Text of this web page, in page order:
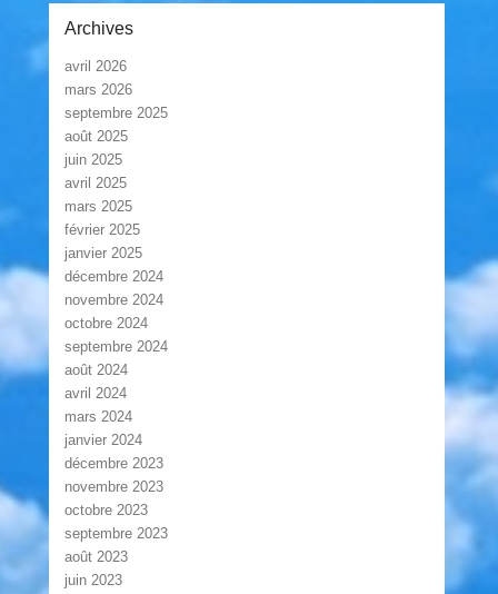
Archives
avril 2026
mars 2026
septembre 2025
août 2025
juin 2025
avril 2025
mars 2025
février 2025
janvier 2025
décembre 2024
novembre 2024
octobre 2024
septembre 2024
août 2024
avril 2024
mars 2024
janvier 2024
décembre 2023
novembre 2023
octobre 2023
septembre 2023
août 2023
juin 2023